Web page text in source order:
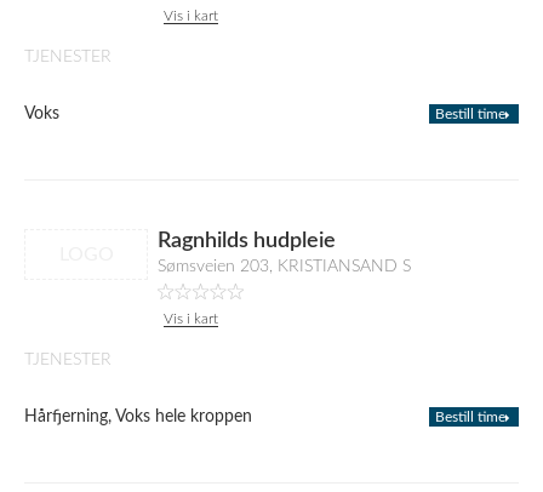
Vis i kart
TJENESTER
Voks Bestill time
Ragnhilds hudpleie
Sømsveien 203, KRISTIANSAND S
Vis i kart
TJENESTER
Hårfjerning, Voks hele kroppen Bestill time